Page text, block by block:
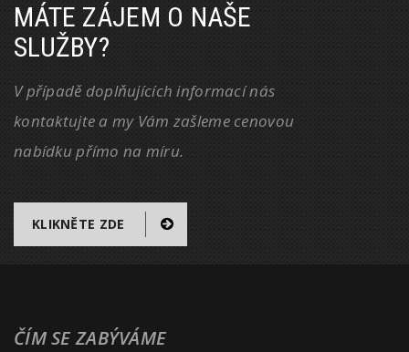
MÁTE ZÁJEM O NAŠE
SLUŽBY?
V případě doplňujících informací nás
kontaktujte a my Vám zašleme cenovou
nabídku přímo na míru.
KLIKNĚTE ZDE
ČÍM SE ZABÝVÁME